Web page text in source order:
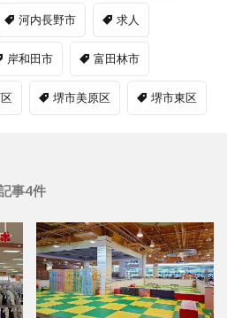
河内長野市 求人
岸和田市 富田林市
堺市美原区 堺市東区
事4件